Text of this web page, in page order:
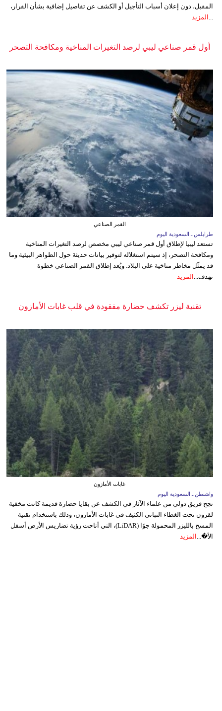
المقبل، دون إعلان أسباب التأجيل أو الكشف عن تفاصيل إضافية بشأن القرار،
المزيد
أول قمر صناعي ليبي لرصد التغيرات المناخية ومكافحة التصحر
القمر الصناعي
طرابلس ـ السعودية اليوم
تستعد ليبيا لإطلاق أول قمر صناعي ليبي مخصص لرصد التغيرات المناخية
ومكافحة التصحر، إذ سيتم استغلاله لتوفير بيانات حديثة حول الظواهر البيئية وما
قد يمثّل مخاطر مناخية على البلاد. ويُعد إطلاق القمر الصناعي خطوة
تهدف... المزيد
تقنية ليزر تكشف حضارة مفقودة في قلب غابات الأمازون
غابات الأمازون
واشنطن ـ السعودية اليوم
نجح فريق دولي من علماء الآثار في الكشف عن بقايا حضارة قديمة كانت مخفية
لقرون تحت الغطاء النباتي الكثيف في غابات الأمازون، وذلك باستخدام تقنية
المسح بالليزر المحمولة جوًا (LiDAR)، التي أتاحت رؤية تضاريس الأرض أسفل
الأ�... المزيد